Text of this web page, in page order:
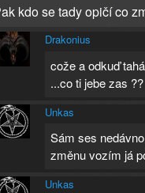
kdo se tady opičí co
Drakonius
cože a odkuď
...co ti jebe zas ??
Unkas
Sám ses
změnu vozím já
Unkas